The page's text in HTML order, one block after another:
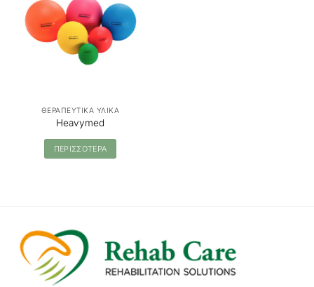
ΘΕΡΑΠΕΥΤΙΚΑ ΥΛΙΚΑ
Heavymed
ΠΕΡΙΣΣΟΤΕΡΑ